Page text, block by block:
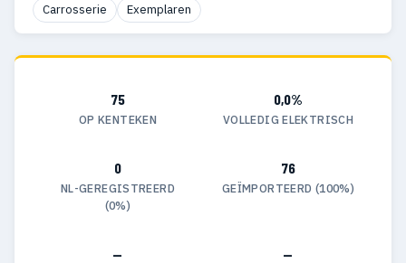
Carrosserie
Exemplaren
75
OP KENTEKEN
0,0%
VOLLEDIG ELEKTRISCH
0
NL-GEREGISTREERD
(0%)
76
GEÏMPORTEERD (100%)
— —